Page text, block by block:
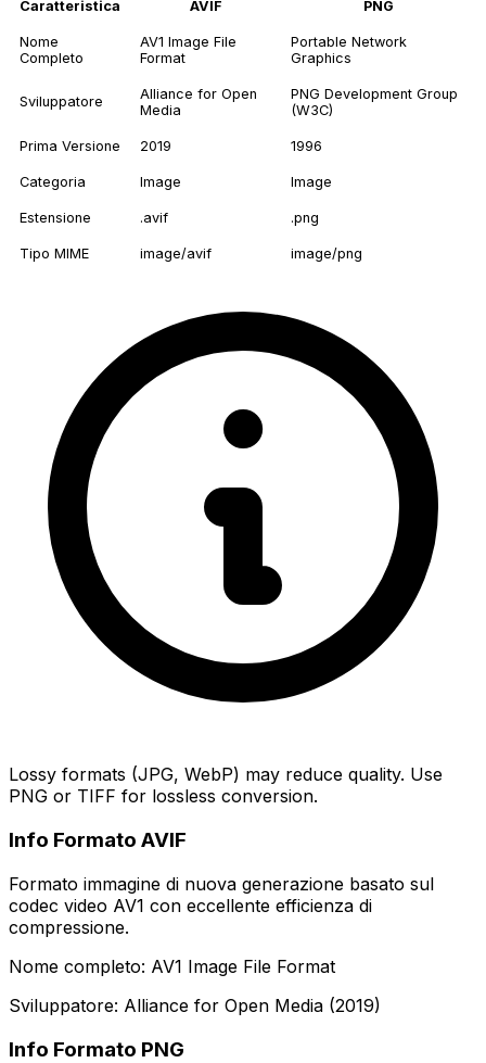
Caratteristica AVIF PNG
Nome
Completo
AV1 Image File
Format
Portable Network
Graphics
Sviluppatore
Alliance for Open
Media
PNG Development Group
(W3C)
Prima Versione 2019 1996
Categoria Image Image
Estensione .avif .png
Tipo MIME image/avif image/png
Lossy formats (JPG, WebP) may reduce quality. Use
PNG or TIFF for lossless conversion.
Info Formato AVIF
Formato immagine di nuova generazione basato sul
codec video AV1 con eccellente efficienza di
compressione.
Nome completo: AV1 Image File Format
Sviluppatore: Alliance for Open Media (2019)
Info Formato PNG